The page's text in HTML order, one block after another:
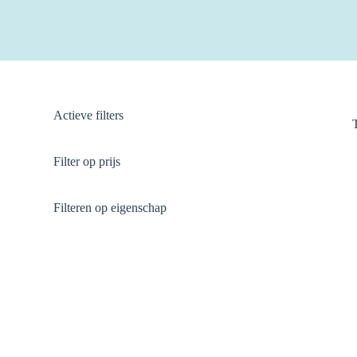
Actieve filters
Filter op prijs
Filteren op eigenschap